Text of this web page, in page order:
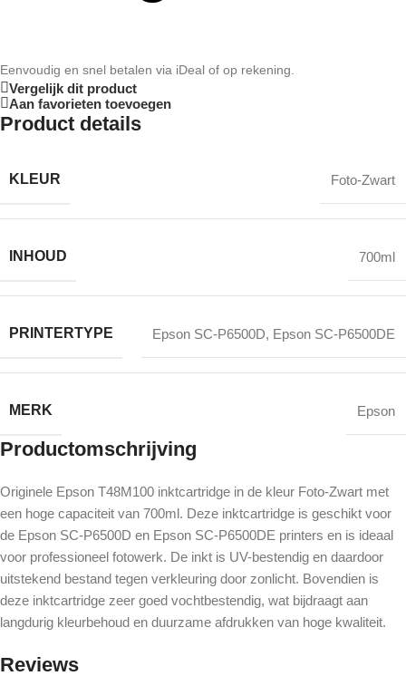
Eenvoudig en snel betalen via iDeal of op rekening.
Vergelijk dit product
Aan favorieten toevoegen
Product details
KLEUR Foto-Zwart
INHOUD 700ml
PRINTERTYPE Epson SC-P6500D, Epson SC-P6500DE
MERK Epson
Productomschrijving
Originele Epson T48M100 inktcartridge in de kleur Foto-Zwart met
een hoge capaciteit van 700ml. Deze inktcartridge is geschikt voor
de Epson SC-P6500D en Epson SC-P6500DE printers en is ideaal
voor professioneel fotowerk. De inkt is UV-bestendig en daardoor
uitstekend bestand tegen verkleuring door zonlicht. Bovendien is
deze inktcartridge zeer goed vochtbestendig, wat bijdraagt aan
langdurig kleurbehoud en duurzame afdrukken van hoge kwaliteit.
Reviews